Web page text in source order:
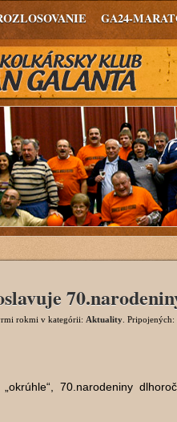
GA24-
rokmi v kategórii: Aktuality . Pripojených:
70.narodeniny